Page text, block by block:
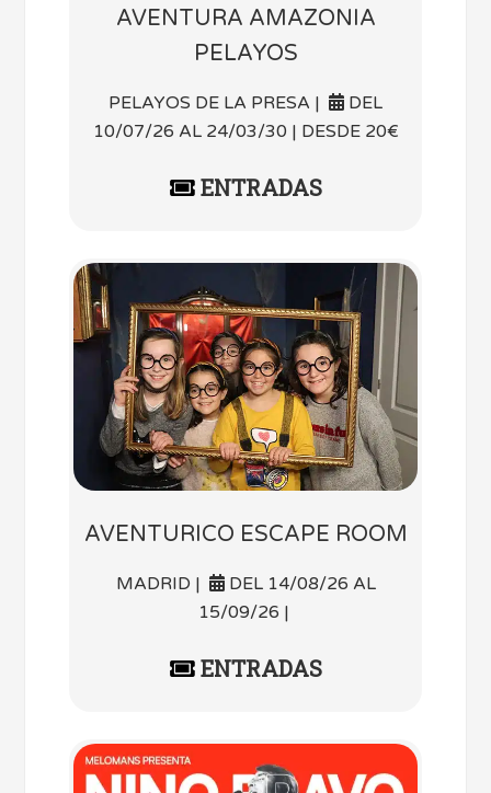
AVENTURA AMAZONIA
PELAYOS
PELAYOS DE LA PRESA |
DEL
10/07/26 AL 24/03/30 | DESDE 20€
ENTRADAS
AVENTURICO ESCAPE ROOM
MADRID |
DEL 14/08/26 AL
15/09/26 |
ENTRADAS